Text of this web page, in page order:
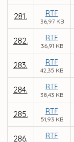
281. RTF
36,97 KB
282. RTF
36,91 KB
283. RTF
42,35 KB
284. RTF
38,43 KB
285. RTF
51,93 KB
286. RTF